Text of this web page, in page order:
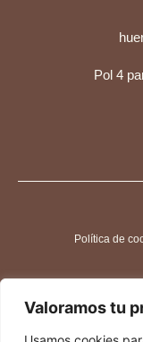
Valoramos tu
Pol 4
Política de